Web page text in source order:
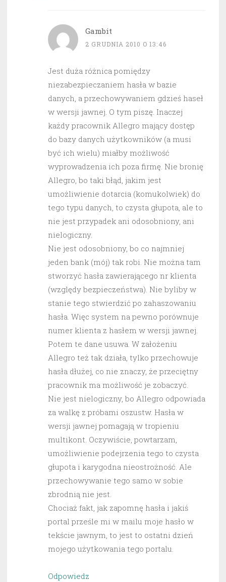
Gambit
2 GRUDNIA 2010 O 13:46
Jest duża różnica pomiędzy
niezabezpieczaniem hasła w bazie
danych, a przechowywaniem gdzieś haseł
w wersji jawnej. O tym piszę. Inaczej
każdy pracownik Allegro mający dostęp
do bazy danych użytkowników (a musi
być ich wielu) miałby możliwość
wyprowadzenia ich poza firmę. Nie bronię
Allegro, bo taki błąd, jakim jest
umożliwienie dotarcia (komukolwiek) do
tego typu danych, to czysta głupota, ale to
nie jest przypadek ani odosobniony, ani
nielogiczny.
Nie jest odosobniony, bo co najmniej
jeden bank (mój) tak robi. Nie można tam
stworzyć hasła zawierającego nr klienta
(względy bezpieczeństwa). Nie byliby w
stanie tego stwierdzić po zahaszowaniu
hasła. Więc system na pewno porównuje
numer klienta z hasłem w wersji jawnej.
Potem te dane usuwa. W założeniu
Allegro też tak działa, tylko przechowuje
hasła dłużej, co nie znaczy, że przeciętny
pracownik ma możliwość je zobaczyć.
Nie jest nielogiczny, bo Allegro odpowiada
za walkę z próbami oszustw. Hasła w
wersji jawnej pomagają w tropieniu
multikont. Oczywiście, powtarzam,
umożliwienie podejrzenia tego to czysta
głupota i karygodna nieostrożność. Ale
przechowywanie tego samo w sobie
zbrodnią nie jest.
Chociaż fakt, jak zapomnę hasła i jakiś
portal prześle mi w mailu moje hasło w
tekście jawnym, to jest to ostatni dzień
mojego użytkowania tego portalu.
Odpowiedz